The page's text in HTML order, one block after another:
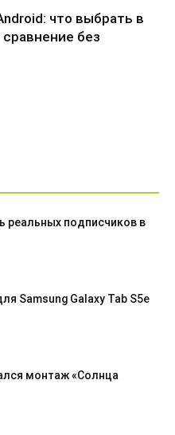
что выбрать в
без
реальных подписчиков в
Samsung Galaxy Tab S5e
монтаж «Солнца